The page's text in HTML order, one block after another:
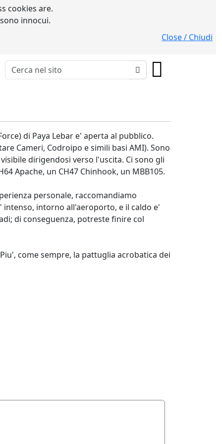
cookies are.
innocui.
Close / Chiudi
di Paya Lebar e' aperta al pubblico.
Cameri, Codroipo e simili basi AMI). Sono
dirigendosi verso l'uscita. Ci sono gli
Apache, un CH47 Chinhook, un MBB105.
personale, raccomandiamo
intorno all'aeroporto, e il caldo e'
di conseguenza, potreste finire col
come sempre, la pattuglia acrobatica dei